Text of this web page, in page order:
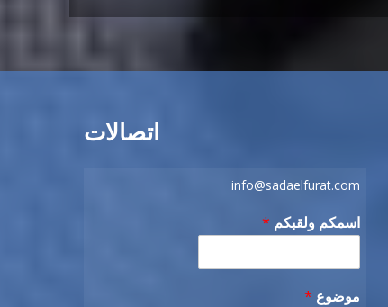
اتصالات
info@sadaelfurat.com
اسمكم ولقبكم *
موضوع *